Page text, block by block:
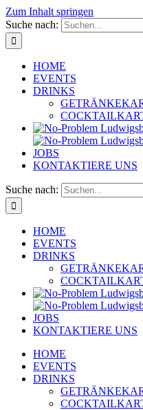
Zum Inhalt springen
Suche nach:
HOME
EVENTS
DRINKS
JOBS
KONTAKTIERE UNS
Suche nach:
HOME
EVENTS
DRINKS
JOBS
KONTAKTIERE UNS
HOME
EVENTS
DRINKS